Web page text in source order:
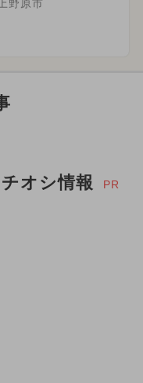
野原市
オシ情報 PR